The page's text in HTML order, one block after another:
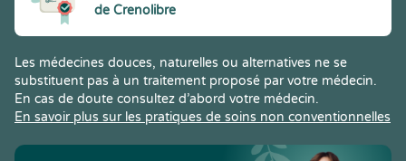
de Crenolibre
Les médecines douces, naturelles ou alternatives ne se
substituent pas à un traitement proposé par votre médecin.
En cas de doute consultez d’abord votre médecin.
En savoir plus sur les pratiques de soins non conventionnelles